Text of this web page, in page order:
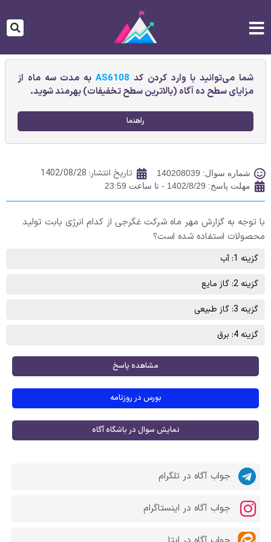
شما می‌توانید با وارد کردن کد AS6108به مدت سه ماه از
مزایای سطح ده آگاه (بالاترین سطح تخفیفات) بهرمند شوید.
راهنما
شماره سوال: 140208039 تاریخ انتشار: 1402/08/28
مهلت پاسخ: 1402/8/29 - تا ساعت 23:59
با توجه به گزارش مهر ماه شرکت غگرجی از کدام انرژی بابت تولید
محصولات استفاده شده است؟
گزینه 1: آب
گزینه 2: گاز مایع
گزینه 3: گاز طبیعی
گزینه 4: برق
مشاهده پاسخ
بورس در روزنامه
نمایش سوال در باشگاه آگاه
جواب آگاه در تلگرام
جواب آگاه در اینستاگرام